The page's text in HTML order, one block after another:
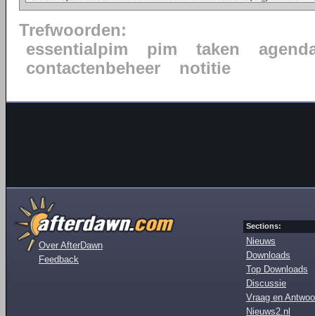
Trefwoorden:
essentialpim
pim taken
contactenbeheer
notitie
Over AfterDawn
Feedback
Sections:
Nieuws
Downloads
Top Downloads
Discussie
Vraag en
Nieuws2.nl